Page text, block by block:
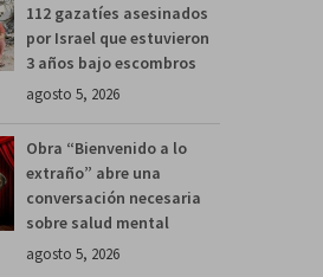
112 gazatíes asesinados
por Israel que estuvieron
3 años bajo escombros
agosto 5, 2026
Obra “Bienvenido a lo
extraño” abre una
conversación necesaria
sobre salud mental
agosto 5, 2026